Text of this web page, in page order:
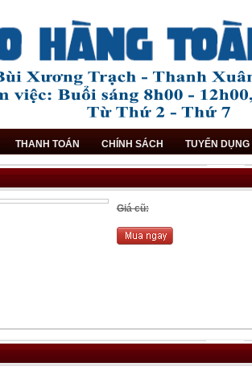
THANH TOÁN CHÍNH SÁCH TUYỂN DỤNG
Giá cũ: